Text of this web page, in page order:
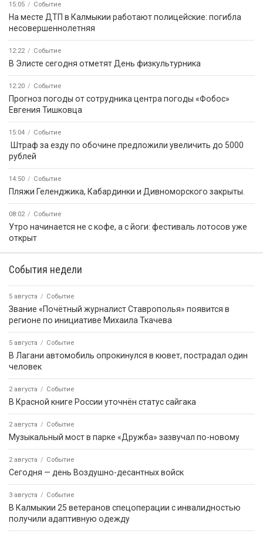
15:05 Событие
На месте ДТП в Калмыкии работают полицейские: погибла
несовершеннолетняя
12:22 Событие
В Элисте сегодня отметят День физкультурника
12:20 Событие
Прогноз погоды от сотрудника центра погоды «Фобос»
Евгения Тишковца
15:04 Событие
️ Штраф за езду по обочине предложили увеличить до 5000
рублей
14:50 Событие
️Пляжи Геленджика, Кабардинки и Дивноморского закрыты.
08:02 Событие
Утро начинается не с кофе, а с йоги: фестиваль лотосов уже
открыт
События недели
5 августа Событие
Звание «Почётный журналист Ставрополья» появится в
регионе по инициативе Михаила Ткачева
5 августа Событие
В Лагани автомобиль опрокинулся в кювет, пострадал один
человек
2 августа Событие
В Красной книге России уточнён статус сайгака
2 августа Событие
Музыкальный мост в парке «Дружба» зазвучал по-новому
2 августа Событие
Сегодня — день Воздушно-десантных войск
3 августа Событие
В Калмыкии 25 ветеранов спецоперации с инвалидностью
получили адаптивную одежду